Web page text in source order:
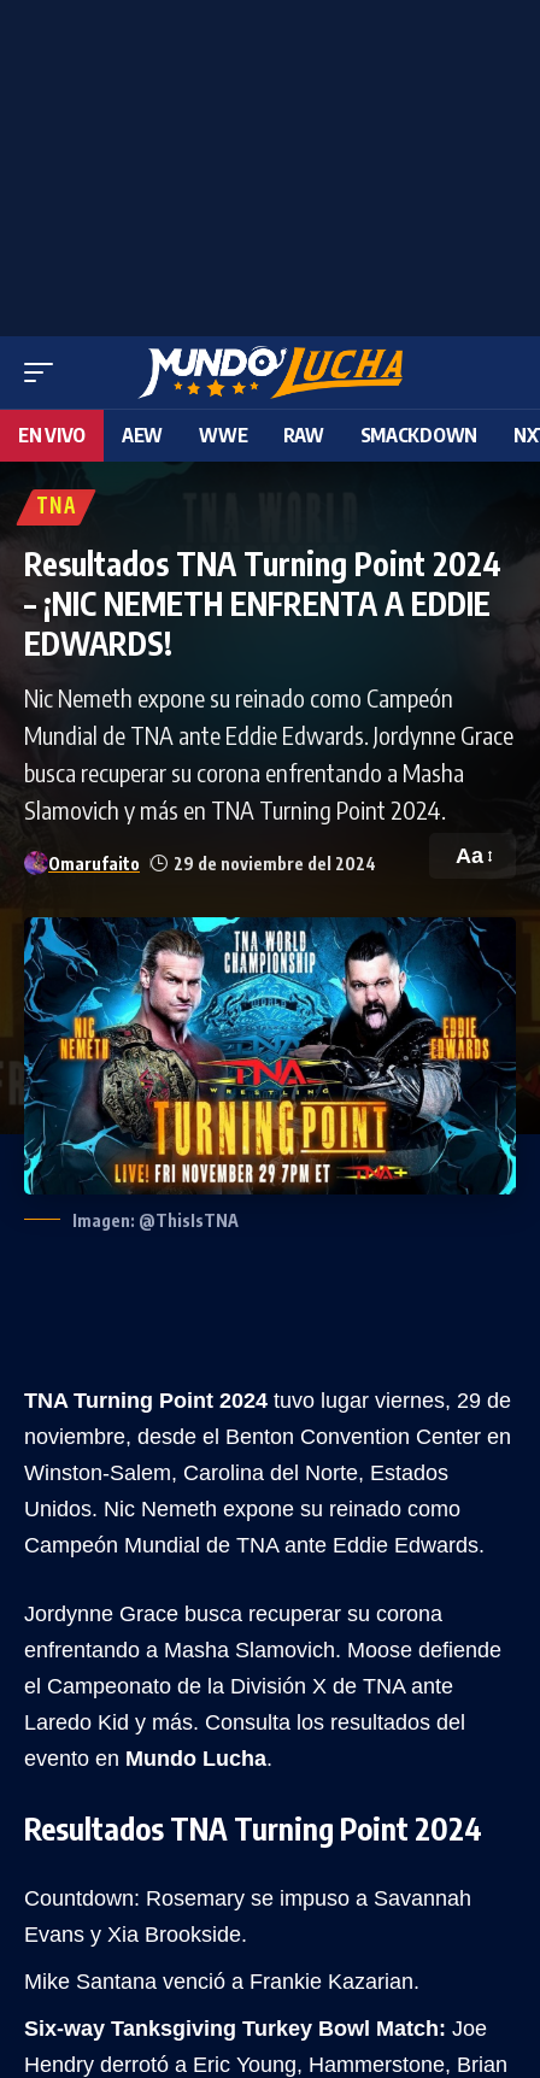
EN VIVO AEW WWE RAW SMACKDOWN
TNA
Resultados TNA Turning Point 2024
– ¡NIC NEMETH ENFRENTA A EDDIE
EDWARDS!
Nic Nemeth expone su reinado como Campeón
Mundial de TNA ante Eddie Edwards. Jordynne Grace
busca recuperar su corona enfrentando a Masha
Slamovich y más en TNA Turning Point 2024.
Omarufaito 29 de noviembre del 2024 Aa
Imagen: @ThisIsTNA
TNA Turning Point 2024 tuvo lugar viernes, 29 de
noviembre, desde el Benton Convention Center en
Winston-Salem, Carolina del Norte, Estados
Unidos. Nic Nemeth expone su reinado como
Campeón Mundial de TNA ante Eddie Edwards.
Jordynne Grace busca recuperar su corona
enfrentando a Masha Slamovich. Moose defiende
el Campeonato de la División X de TNA ante
Laredo Kid y más. Consulta los resultados del
evento en Mundo Lucha.
Resultados TNA Turning Point 2024
Countdown: Rosemary se impuso a Savannah
Evans y Xia Brookside.
Mike Santana venció a Frankie Kazarian.
Six-way Tanksgiving Turkey Bowl Match: Joe
Hendry derrotó a Eric Young, Hammerstone, Brian